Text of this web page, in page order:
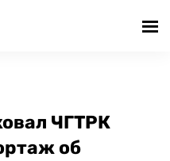
ЧГТРК
об